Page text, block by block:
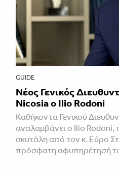
GUIDE
Νέος Γενικός
Nicosia ο Ilio Rodoni
Καθήκοντα Γενικού
αναλαμβάνει ο Ilio Rodoni,
σκυτάλη από τον κ. Εύρο
πρόσφατη αφυπηρέτησή